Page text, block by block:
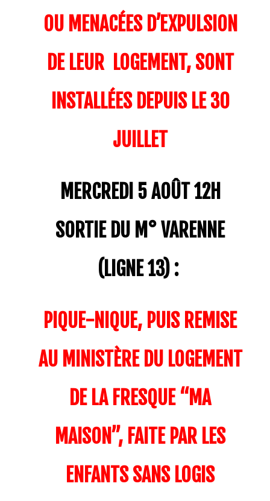
OU MENACÉES D’EXPULSION
DE LEUR LOGEMENT, SONT
INSTALLÉES DEPUIS LE 30
JUILLET
MERCREDI 5 AOÛT 12H
SORTIE DU M° VARENNE
(LIGNE 13) :
PIQUE-NIQUE, PUIS REMISE
AU MINISTÈRE DU LOGEMENT
DE LA FRESQUE “MA
MAISON”, FAITE PAR LES
ENFANTS SANS LOGIS